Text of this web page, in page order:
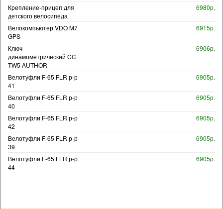
Крепление-прицеп для
детского велосипеда
6980р.
Велокомпьютер VDO M7
GPS
6915р.
Ключ
динамометрический CC
TW5 AUTHOR
6906р.
Велотуфли F-65 FLR р-р
41
6905р.
Велотуфли F-65 FLR р-р
40
6905р.
Велотуфли F-65 FLR р-р
42
6905р.
Велотуфли F-65 FLR р-р
39
6905р.
Велотуфли F-65 FLR р-р
44
6905р.